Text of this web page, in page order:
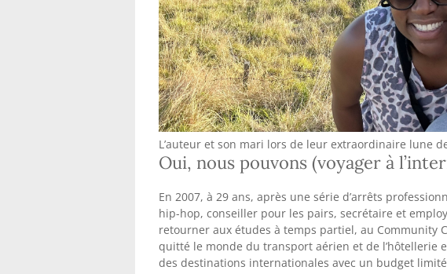
L’auteur et son mari lors de leur extraordinaire lune
Oui, nous pouvons (voyager à
En 2007, à 29 ans, après une série d’arrêts
hip-hop, conseiller pour les pairs, secrétaire et
retourner aux études à temps partiel, au Community
quitté le monde du transport aérien et de l’hôtellerie
des destinations internationales avec un budget